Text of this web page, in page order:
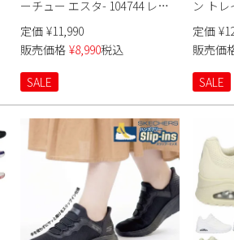
ーチュー エスタ- 104744 レデ
ィース
定価 ¥11,990
販売価格 ¥8,990税込
SALE
ン トレ
定価 ¥
販売価
SALE